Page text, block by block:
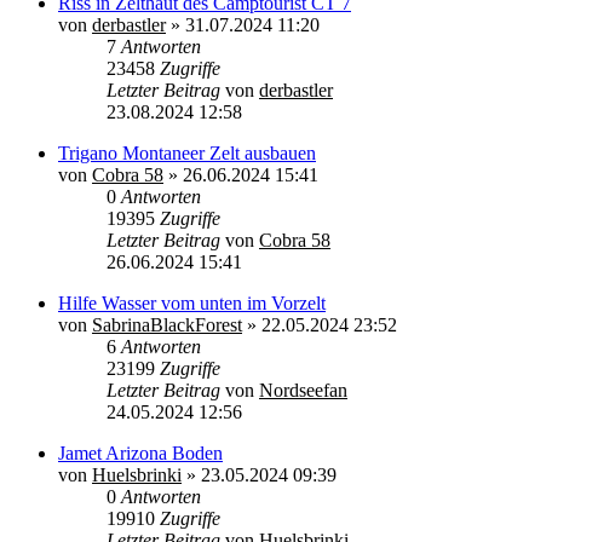
von derbastler» 31.07.2024 11:20
7 Antworten
23458 Zugriffe
Letzter Beitrag von derbastler
23.08.2024 12:58
Trigano Montaneer Zelt ausbauen
von Cobra 58 » 26.06.2024 15:41
0 Antworten
19395 Zugriffe
Letzter Beitrag von Cobra 58
26.06.2024 15:41
Hilfe Wasser vom unten im Vorzelt
von SabrinaBlackForest » 22.05.2024 23:52
6 Antworten
23199 Zugriffe
Letzter Beitrag von Nordseefan
24.05.2024 12:56
Jamet Arizona Boden
von Huelsbrinki » 23.05.2024 09:39
0 Antworten
19910 Zugriffe